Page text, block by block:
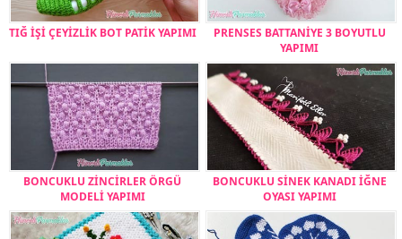
TIĞ İŞİ ÇEYİZLİK BOT PATİK YAPIMI
PRENSES BATTANİYE 3 BOYUTLU
YAPIMI
BONCUKLU ZİNCİRLER ÖRGÜ
MODELİ YAPIMI
BONCUKLU SİNEK KANADI İĞNE
OYASI YAPIMI